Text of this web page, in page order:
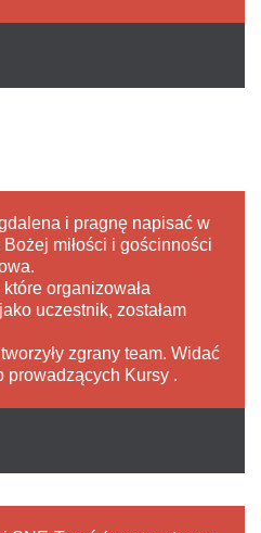
i pragnę napisać w
miłości i gościnności
organizowała
uczestnik, zostałam
zgrany team. Widać
prowadzących Kursy .